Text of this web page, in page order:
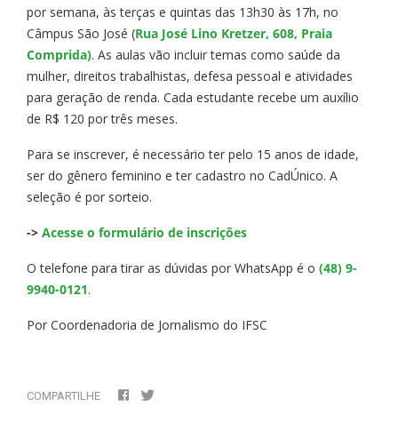
por semana, às terças e quintas das 13h30 às 17h, no
Câmpus São José (Rua José Lino Kretzer, 608, Praia
Comprida). As aulas vão incluir temas como saúde da
mulher, direitos trabalhistas, defesa pessoal e atividades
para geração de renda. Cada estudante recebe um auxílio
de R$ 120 por três meses.
Para se inscrever, é necessário ter pelo 15 anos de idade,
ser do gênero feminino e ter cadastro no CadÚnico. A
seleção é por sorteio.
-> Acesse o formulário de inscrições
O telefone para tirar as dúvidas por WhatsApp é o (48) 9-
9940-0121.
Por Coordenadoria de Jornalismo do IFSC
COMPARTILHE